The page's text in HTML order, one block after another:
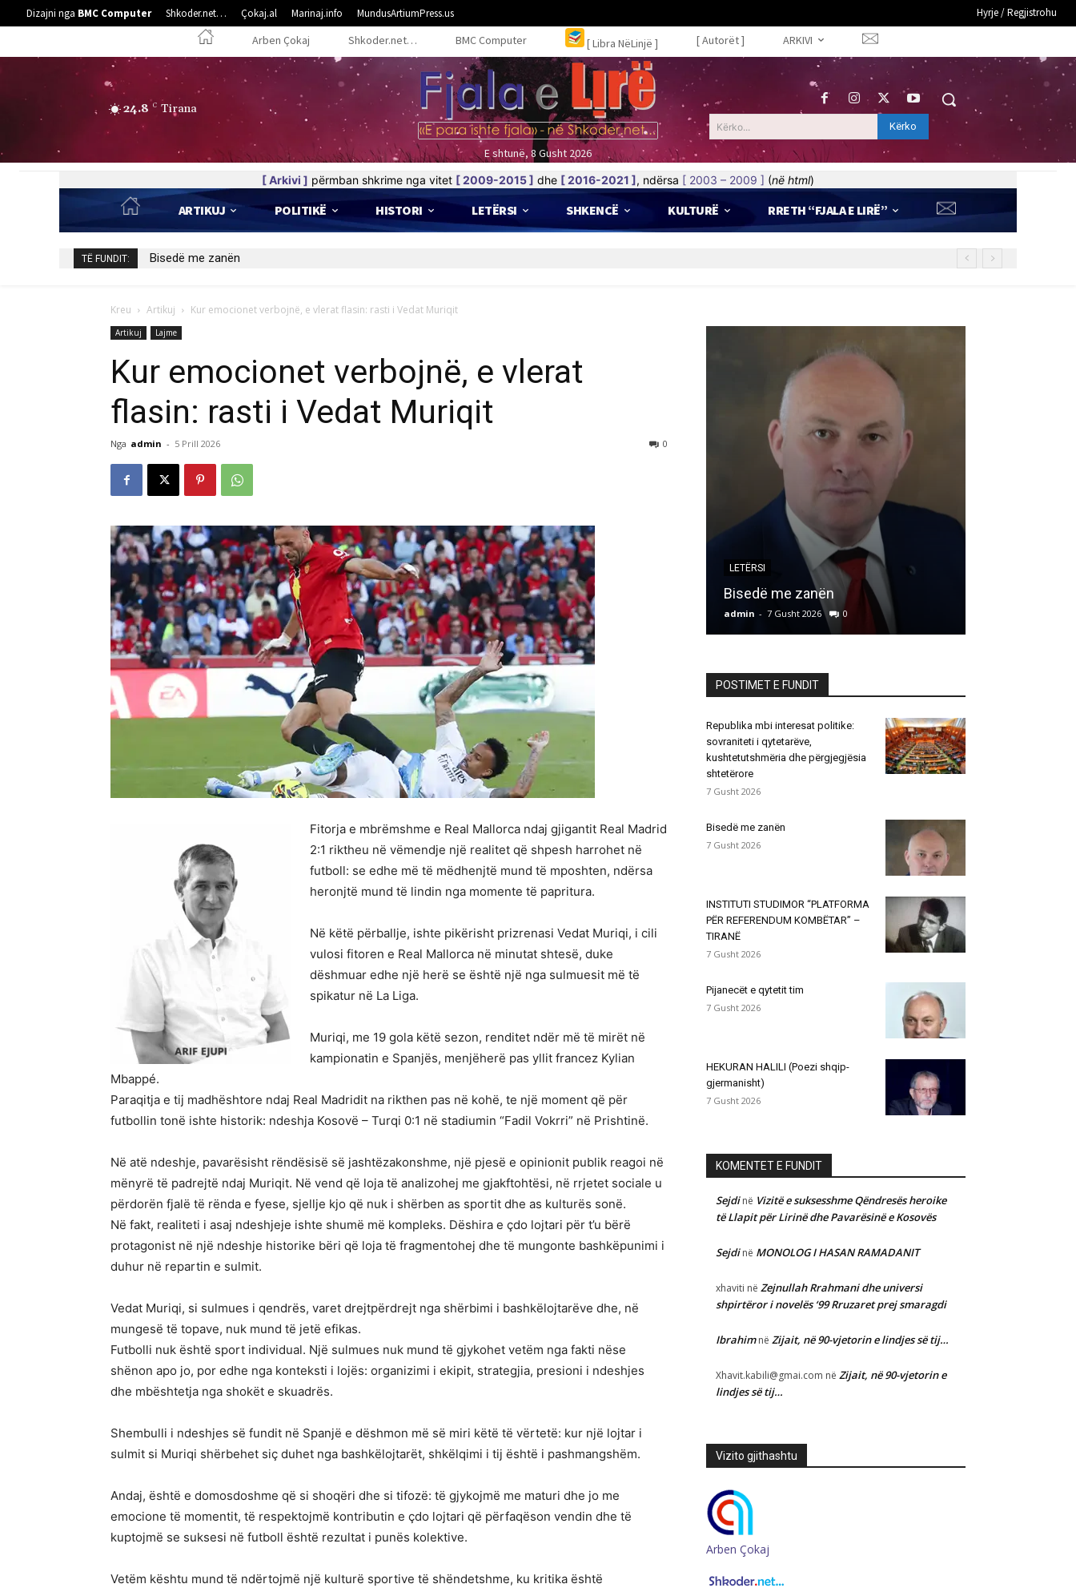
Dizajni nga BMC Computer Shkoder.net… Çokaj.al Marinaj.info MundusArtiumPress.us Hyrje / Regjistrohu
Arben Çokaj Shkoder.net… BMC Computer [ Libra NëLinjë ] [ Autorët ] ARKIVI
24.8 C Tirana
E shtunë, 8 Gusht 2026
Kërko... Kërko
[ Arkivi ] përmban shkrime nga vitet [ 2009-2015 ] dhe [ 2016-2021 ], ndërsa [ 2003 – 2009 ] (në html)
ARTIKUJ POLITIKË HISTORI LETËRSI SHKENCË KULTURË RRETH “FJALA E LIRË”
TË FUNDIT: Bisedë me zanën
INSTITUTI STUDIMOR “PLATFORMA PËR REFERENDUM KOMBËTAR” – TIRANË
Kreu Artikuj Kur emocionet verbojnë, e vlerat flasin: rasti i Vedat Muriqit
Artikuj Lajme
Kur emocionet verbojnë, e vlerat
flasin: rasti i Vedat Muriqit
Nga admin - 5 Prill 2026 0
Fitorja e mbrëmshme e Real Mallorca ndaj gjigantit Real Madrid
2:1 riktheu në vëmendje një realitet që shpesh harrohet në
futboll: se edhe më të mëdhenjtë mund të mposhten, ndërsa
heronjtë mund të lindin nga momente të papritura.
Në këtë përballje, ishte pikërisht prizrenasi Vedat Muriqi, i cili
vulosi fitoren e Real Mallorca në minutat shtesë, duke
dëshmuar edhe një herë se është një nga sulmuesit më të
spikatur në La Liga.
Muriqi, me 19 gola këtë sezon, renditet ndër më të mirët në
kampionatin e Spanjës, menjëherë pas yllit francez Kylian
Mbappé.
Paraqitja e tij madhështore ndaj Real Madridit na rikthen pas në kohë, te një moment që për
futbollin tonë ishte historik: ndeshja Kosovë – Turqi 0:1 në stadiumin “Fadil Vokrri” në Prishtinë.
Në atë ndeshje, pavarësisht rëndësisë së jashtëzakonshme, një pjesë e opinionit publik reagoi në
mënyrë të padrejtë ndaj Muriqit. Në vend që loja të analizohej me gjakftohtësi, në rrjetet sociale u
përdorën fjalë të rënda e fyese, sjellje kjo që nuk i shërben as sportit dhe as kulturës sonë.
Në fakt, realiteti i asaj ndeshjeje ishte shumë më kompleks. Dëshira e çdo lojtari për t’u bërë
protagonist në një ndeshje historike bëri që loja të fragmentohej dhe të mungonte bashkëpunimi i
duhur në repartin e sulmit.
Vedat Muriqi, si sulmues i qendrës, varet drejtpërdrejt nga shërbimi i bashkëlojtarëve dhe, në
mungesë të topave, nuk mund të jetë efikas.
Futbolli nuk është sport individual. Një sulmues nuk mund të gjykohet vetëm nga fakti nëse
shënon apo jo, por edhe nga konteksti i lojës: organizimi i ekipit, strategjia, presioni i ndeshjes
dhe mbështetja nga shokët e skuadrës.
Shembulli i ndeshjes së fundit në Spanjë e dëshmon më së miri këtë të vërtetë: kur një lojtar i
sulmit si Muriqi shërbehet siç duhet nga bashkëlojtarët, shkëlqimi i tij është i pashmangshëm.
Andaj, është e domosdoshme që si shoqëri dhe si tifozë: të gjykojmë me maturi dhe jo me
emocione të momentit, të respektojmë kontributin e çdo lojtari që përfaqëson vendin dhe të
kuptojmë se suksesi në futboll është rezultat i punës kolektive.
Vetëm kështu mund të ndërtojmë një kulturë sportive të shëndetshme, ku kritika është
Republika mbi interesat politike:
sovraniteti i qytetarëve,
kushtetutshmëria dhe përgjegjësia
shtetërore
admin - 7 Gusht 2026 0
LETËRSI
Bisedë me zanën
admin - 7 Gusht 2026 0
POSTIMET E FUNDIT
Republika mbi interesat politike:
sovraniteti i qytetarëve,
kushtetutshmëria dhe përgjegjësia
shtetërore
7 Gusht 2026
Bisedë me zanën
7 Gusht 2026
INSTITUTI STUDIMOR “PLATFORMA
PËR REFERENDUM KOMBËTAR” –
TIRANË
7 Gusht 2026
Pijanecët e qytetit tim
7 Gusht 2026
HEKURAN HALILI (Poezi shqip-
gjermanisht)
7 Gusht 2026
KOMENTET E FUNDIT
Sejdinë Vizitë e suksesshme Qëndresës heroike
të Llapit për Lirinë dhe Pavarësinë e Kosovës
Sejdinë MONOLOG I HASAN RAMADANIT
xhaviti në Zejnullah Rrahmani dhe universi
shpirtëror i novelës ‘99 Rruzaret prej smaragdi
Ibrahimnë Zijait, në 90-vjetorin e lindjes së tij…
Xhavit.kabili@gmai.com në Zijait, në 90-vjetorin e
lindjes së tij…
Vizito gjithashtu
Arben Çokaj